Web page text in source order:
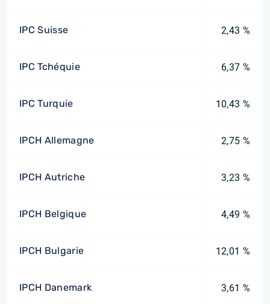
IPC Suisse 2,43 %
IPC Tchéquie 6,37 %
IPC Turquie 10,43 %
IPCH Allemagne 2,75 %
IPCH Autriche 3,23 %
IPCH Belgique 4,49 %
IPCH Bulgarie 12,01 %
IPCH Danemark 3,61 %